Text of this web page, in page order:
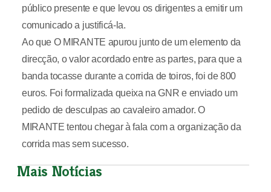
público presente e que levou os dirigentes a emitir um
comunicado a justificá-la.
Ao que O MIRANTE apurou junto de um elemento da
direcção, o valor acordado entre as partes, para que a
banda tocasse durante a corrida de toiros, foi de 800
euros. Foi formalizada queixa na GNR e enviado um
pedido de desculpas ao cavaleiro amador. O
MIRANTE tentou chegar à fala com a organização da
corrida mas sem sucesso.
Mais Notícias